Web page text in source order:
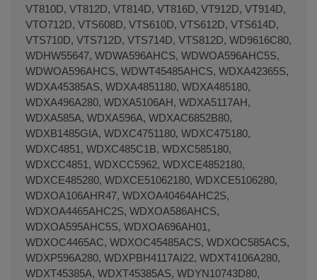
VT810D, VT812D, VT814D, VT816D, VT912D, VT914D,
VTO712D, VTS608D, VTS610D, VTS612D, VTS614D,
VTS710D, VTS712D, VTS714D, VTS812D, WD9616C80,
WDHW55647, WDWA596AHCS, WDWOA596AHC5S,
WDWOA596AHCS, WDWT45485AHCS, WDXA42365S,
WDXA45385AS, WDXA4851180, WDXA485180,
WDXA496A280, WDXA5106AH, WDXA5117AH,
WDXA585A, WDXA596A, WDXAC6852B80,
WDXB1485GIA, WDXC4751180, WDXC475180,
WDXC4851, WDXC485C1B, WDXC585180,
WDXCC4851, WDXCC5962, WDXCE4852180,
WDXCE485280, WDXCE51062180, WDXCE5106280,
WDXOA106AHR47, WDXOA40464AHC2S,
WDXOA4465AHC2S, WDXOA586AHCS,
WDXOA595AHC5S, WDXOA696AH01,
WDXOC4465AC, WDXOC45485ACS, WDXOC585ACS,
WDXP596A280, WDXPBH4117AI22, WDXT4106A280,
WDXT45385A, WDXT45385AS, WDYN10743D80,